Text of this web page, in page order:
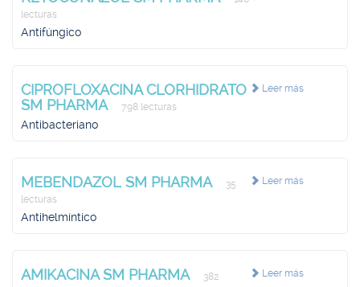
lecturas
Antifúngico
Leer más
CIPROFLOXACINA CLORHIDRATO
SM PHARMA
798 lecturas
Antibacteriano
Leer más
MEBENDAZOL SM PHARMA
35
lecturas
Antihelmíntico
Leer más
AMIKACINA SM PHARMA
382